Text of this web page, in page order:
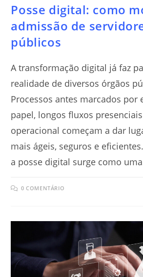
Posse digital: como
admissão de
públicos
A transformação digital já faz
realidade de diversos órgãos
Processos antes marcados por
papel, longos fluxos
operacional começam a dar
mais ágeis, seguros e
a posse digital surge como
0 COMENTÁRIO